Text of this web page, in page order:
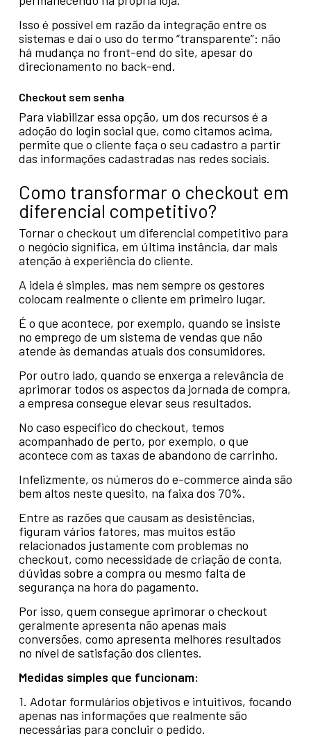
Isso é possível em razão da integração entre os
sistemas e daí o uso do termo “transparente”: não
há mudança no front-end do site, apesar do
direcionamento no back-end.
Checkout sem senha
Para viabilizar essa opção, um dos recursos é a
adoção do login social que, como citamos acima,
permite que o cliente faça o seu cadastro a partir
das informações cadastradas nas redes sociais.
Como transformar o checkout em
diferencial competitivo?
Tornar o checkout um diferencial competitivo para
o negócio significa, em última instância, dar mais
atenção à experiência do cliente.
A ideia é simples, mas nem sempre os gestores
colocam realmente o cliente em primeiro lugar.
É o que acontece, por exemplo, quando se insiste
no emprego de um sistema de vendas que não
atende às demandas atuais dos consumidores.
Por outro lado, quando se enxerga a relevância de
aprimorar todos os aspectos da jornada de compra,
a empresa consegue elevar seus resultados.
No caso específico do checkout, temos
acompanhado de perto, por exemplo, o que
acontece com as taxas de abandono de carrinho.
Infelizmente, os números do e-commerce ainda são
bem altos neste quesito, na faixa dos 70%.
Entre as razões que causam as desistências,
figuram vários fatores, mas muitos estão
relacionados justamente com problemas no
checkout, como necessidade de criação de conta,
dúvidas sobre a compra ou mesmo falta de
segurança na hora do pagamento.
Por isso, quem consegue aprimorar o checkout
geralmente apresenta não apenas mais
conversões, como apresenta melhores resultados
no nível de satisfação dos clientes.
Medidas simples que funcionam:
1. Adotar formulários objetivos e intuitivos, focando
apenas nas informações que realmente são
necessárias para concluir o pedido.